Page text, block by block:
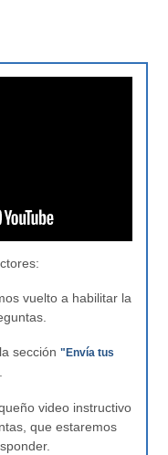
vuelto a habilitar la
sección "Envía tus
video instructivo
que estaremos